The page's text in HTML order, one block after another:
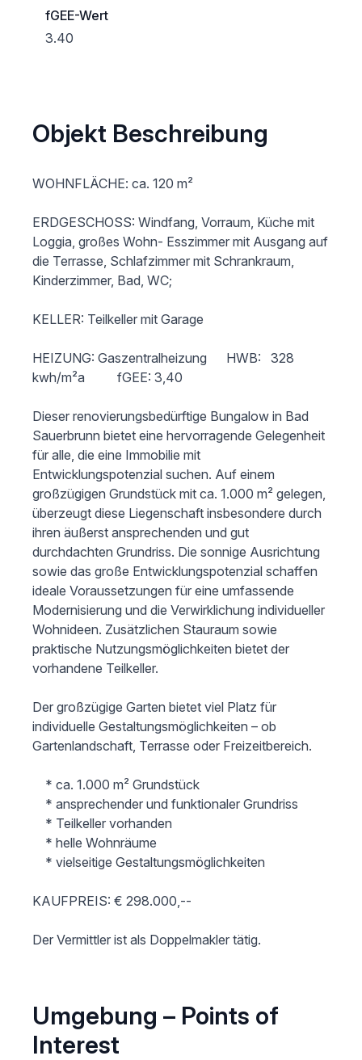
fGEE-Wert
3.40
Objekt Beschreibung
WOHNFLÄCHE: ca. 120 m²
ERDGESCHOSS: Windfang, Vorraum, Küche mit
Loggia, großes Wohn- Esszimmer mit Ausgang auf
die Terrasse, Schlafzimmer mit Schrankraum,
Kinderzimmer, Bad, WC;
KELLER: Teilkeller mit Garage
HEIZUNG: Gaszentralheizung      HWB:   328
kwh/m²a          fGEE: 3,40
Dieser renovierungsbedürftige Bungalow in Bad
Sauerbrunn bietet eine hervorragende Gelegenheit
für alle, die eine Immobilie mit
Entwicklungspotenzial suchen. Auf einem
großzügigen Grundstück mit ca. 1.000 m² gelegen,
überzeugt diese Liegenschaft insbesondere durch
ihren äußerst ansprechenden und gut
durchdachten Grundriss. Die sonnige Ausrichtung
sowie das große Entwicklungspotenzial schaffen
ideale Voraussetzungen für eine umfassende
Modernisierung und die Verwirklichung individueller
Wohnideen. Zusätzlichen Stauraum sowie
praktische Nutzungsmöglichkeiten bietet der
vorhandene Teilkeller.
Der großzügige Garten bietet viel Platz für
individuelle Gestaltungsmöglichkeiten – ob
Gartenlandschaft, Terrasse oder Freizeitbereich.
KAUFPREIS: € 298.000,--
Umgebung – Points of
Interest